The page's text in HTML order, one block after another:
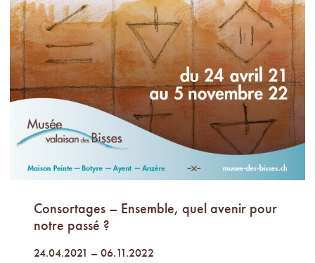
Consortages – Ensemble, quel avenir pour
notre passé ?
24.04.2021 – 06.11.2022